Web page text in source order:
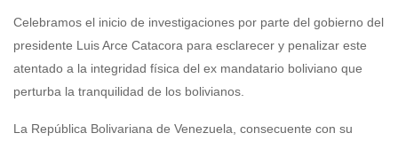
Celebramos el inicio de investigaciones por parte del gobierno del
presidente Luis Arce Catacora para esclarecer y penalizar este
atentado a la integridad física del ex mandatario boliviano que
perturba la tranquilidad de los bolivianos.
La República Bolivariana de Venezuela, consecuente con su